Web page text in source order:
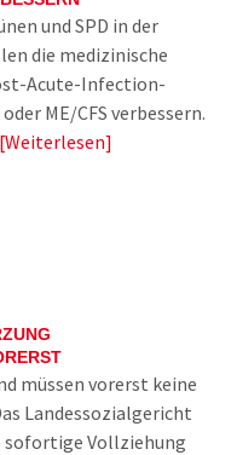
und SPD in der
die medizinische
Acute-Infection-
ME/CFS verbessern.
Weiterlesen
müssen vorerst keine
Landessozialgericht
sofortige Vollziehung